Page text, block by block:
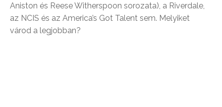
Aniston és Reese Witherspoon sorozata), a Riverdale,
az NCIS és az America’s Got Talent sem. Melyiket
várod a legjobban?